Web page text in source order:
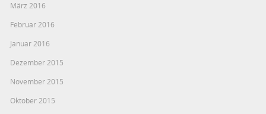
März 2016
Februar 2016
Januar 2016
Dezember 2015
November 2015
Oktober 2015